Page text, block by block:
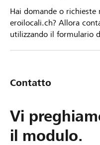
Hai domande o
eroilocali.ch? Allora
utilizzando il formulario
Contatto
Vi
il modulo.